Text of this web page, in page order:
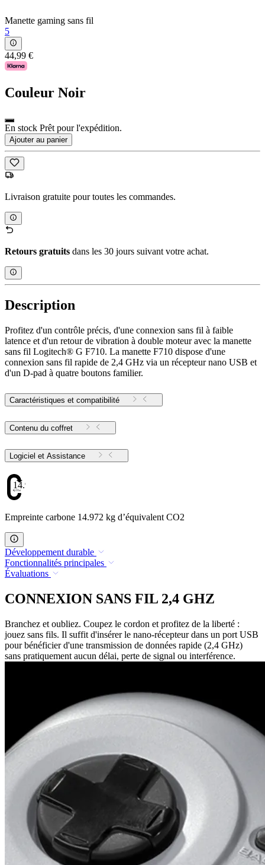
Manette gaming sans fil
5
44,99 €
Couleur Noir
En stock Prêt pour l'expédition.
Ajouter au panier
Livraison gratuite pour toutes les commandes.
Retours gratuits dans les 30 jours suivant votre achat.
Description
Profitez d'un contrôle précis, d'une connexion sans fil à faible
latence et d'un retour de vibration à double moteur avec la manette
sans fil Logitech® G F710. La manette F710 dispose d'une
connexion sans fil rapide de 2,4 GHz via un récepteur nano USB et
d'un D-pad à quatre boutons familier.
Caractéristiques et compatibilité
Contenu du coffret
Logiciel et Assistance
14.972
Empreinte carbone 14.972 kg d’équivalent CO2
Développement durable
Fonctionnalités principales
Évaluations
CONNEXION SANS FIL 2,4 GHZ
Branchez et oubliez. Coupez le cordon et profitez de la liberté :
jouez sans fils. Il suffit d'insérer le nano-récepteur dans un port USB
pour bénéficier d'une transmission de données rapide (2,4 GHz)
sans pratiquement aucun délai, perte de signal ou interférence.